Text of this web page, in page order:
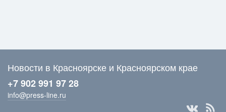
Новости в Красноярске и Красноярском крае
+7 902 991 97 28
info@press-line.ru